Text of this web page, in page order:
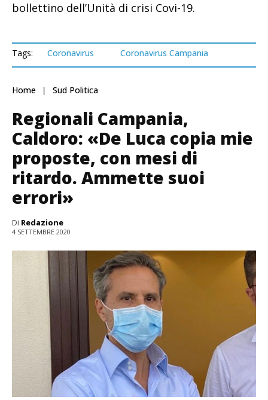
bollettino dell’Unità di crisi Covi-19.
Tags: Coronavirus Coronavirus Campania
Home Sud Politica
Regionali Campania,
Caldoro: «De Luca copia mie
proposte, con mesi di
ritardo. Ammette suoi
errori»
Di Redazione
4 SETTEMBRE 2020